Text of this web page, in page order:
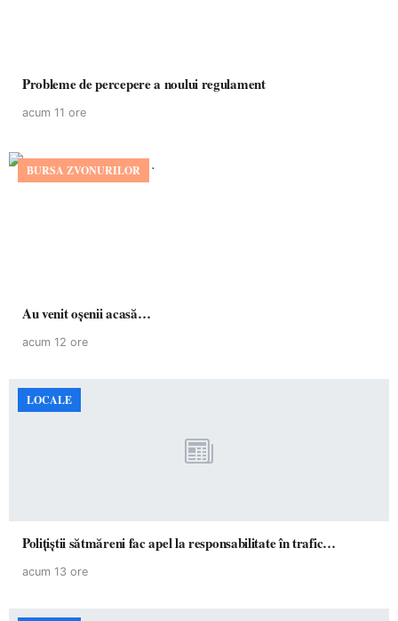
Probleme de percepere a noului regulament
acum 11 ore
BURSA ZVONURILOR
Au venit oșenii acasă…
acum 12 ore
LOCALE
Polițiștii sătmăreni fac apel la responsabilitate în trafic…
acum 13 ore